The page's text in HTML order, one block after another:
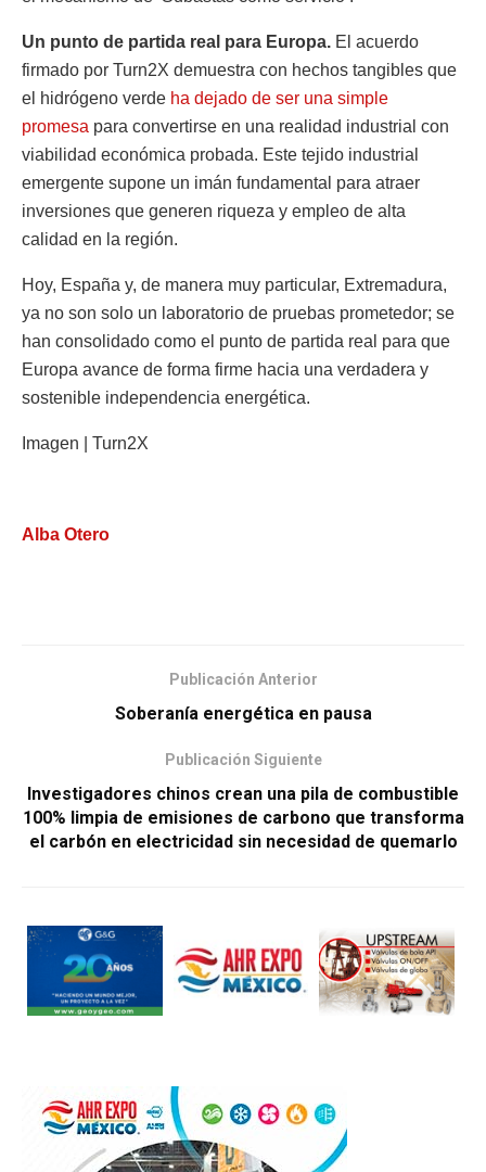
Un punto de partida real para Europa. El acuerdo
firmado por Turn2X demuestra con hechos tangibles que
el hidrógeno verde ha dejado de ser una simple
promesa para convertirse en una realidad industrial con
viabilidad económica probada. Este tejido industrial
emergente supone un imán fundamental para atraer
inversiones que generen riqueza y empleo de alta
calidad en la región.
Hoy, España y, de manera muy particular, Extremadura,
ya no son solo un laboratorio de pruebas prometedor; se
han consolidado como el punto de partida real para que
Europa avance de forma firme hacia una verdadera y
sostenible independencia energética.
Imagen | Turn2X
Alba Otero
Publicación Anterior
Soberanía energética en pausa
Publicación Siguiente
Investigadores chinos crean una pila de combustible
100% limpia de emisiones de carbono que transforma
el carbón en electricidad sin necesidad de quemarlo